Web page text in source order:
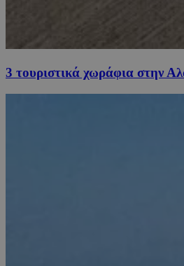
3 τουριστικά χωράφια στην